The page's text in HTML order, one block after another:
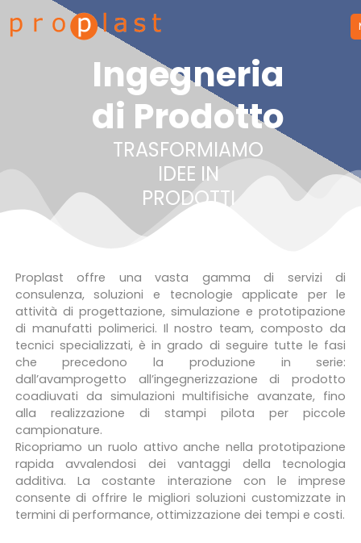
Proplast
Ingegneria
di Prodotto
TRASFORMIAMO
IDEE IN
PRODOTTI
Proplast offre una vasta gamma di servizi di
consulenza, soluzioni e tecnologie applicate per le
attività di progettazione, simulazione e prototipazione
di manufatti polimerici. Il nostro team, composto da
tecnici specializzati, è in grado di seguire tutte le fasi
che precedono la produzione in serie:
dall’avamprogetto all’ingegnerizzazione di prodotto
coadiuvati da simulazioni multifisiche avanzate, fino
alla realizzazione di stampi pilota per piccole
campionature.
Ricopriamo un ruolo attivo anche nella prototipazione
rapida avvalendosi dei vantaggi della tecnologia
additiva. La costante interazione con le imprese
consente di offrire le migliori soluzioni customizzate in
termini di performance, ottimizzazione dei tempi e costi.